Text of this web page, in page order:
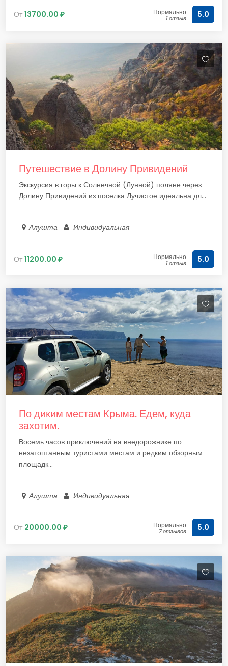
От 13700.00 ₽ Нормально
1 отзыв 5.0
Путешествие в Долину Привидений
Экскурсия в горы к Солнечной (Лунной) поляне через
Долину Привидений из поселка Лучистое идеальна дл...
Алушта Индивидуальная
От 11200.00 ₽ Нормально
1 отзыв 5.0
По диким местам Крыма. Едем, куда
захотим.
Восемь часов приключений на внедорожнике по
незатоптанным туристами местам и редким обзорным
площадк...
Алушта Индивидуальная
От 20000.00 ₽ Нормально
7 отзывов 5.0